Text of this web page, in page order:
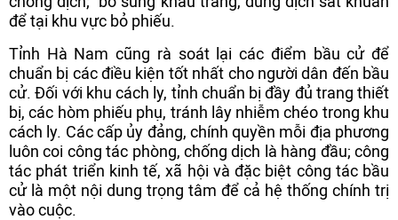
để tại khu vực bỏ phiếu.
Tỉnh Hà Nam cũng rà soát lại các điểm bầu cử để
chuẩn bị các điều kiện tốt nhất cho người dân đến bầu
cử. Đối với khu cách ly, tỉnh chuẩn bị đầy đủ trang thiết
bị, các hòm phiếu phụ, tránh lây nhiễm chéo trong khu
cách ly. Các cấp ủy đảng, chính quyền mỗi địa phương
luôn coi công tác phòng, chống dịch là hàng đầu; công
tác phát triển kinh tế, xã hội và đặc biệt công tác bầu
cử là một nội dung trọng tâm để cả hệ thống chính trị
vào cuộc.